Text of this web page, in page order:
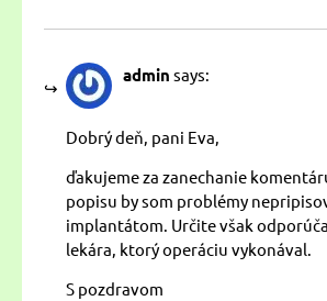
admin says:
Dobrý deň, pani Eva,
ďakujeme za zanechanie
popisu by som problémy
implantátom. Určite však
lekára, ktorý operáciu vykonával.
S pozdravom